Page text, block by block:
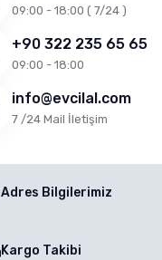
09:00 - 18:00 ( 7/24 )
+90 322 235 65 65
09:00 - 18:00
info@evcilal.com
7 /24 Mail İletişim
Adres Bilgilerimiz
Kargo Takibi